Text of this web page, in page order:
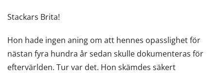
Stackars Brita!
Hon hade ingen aning om att hennes opasslighet för
nästan fyra hundra år sedan skulle dokumenteras för
eftervärlden. Tur var det. Hon skämdes säkert